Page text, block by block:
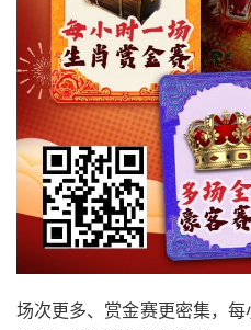
场次更多、赏金赛更密集，每